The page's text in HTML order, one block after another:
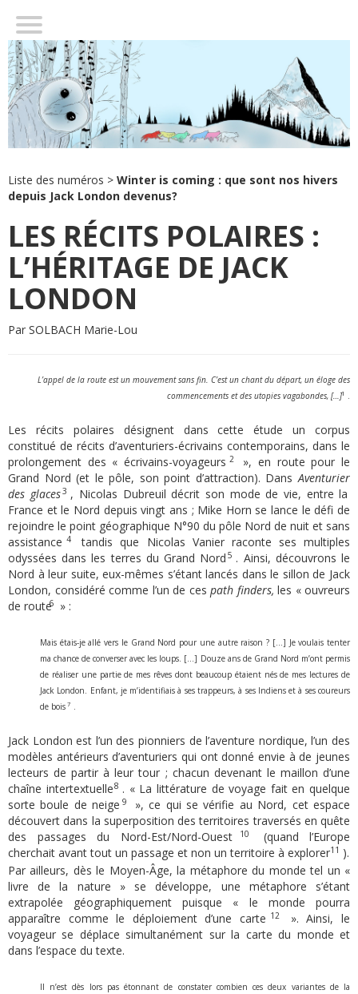
Liste des numéros > Winter is coming : que sont nos hivers
depuis Jack London devenus?
LES RÉCITS POLAIRES :
L’HÉRITAGE DE JACK
LONDON
Par SOLBACH Marie-Lou
L’appel de la route est un mouvementsans fin. C’est un chant du départ, un éloge des
commencements et des utopies vagabondes, […]1 .
Les récits polaires désignent dans cette étude un corpus
constitué de récits d’aventuriers-écrivains contemporains, dans le
prolongement des « écrivains-voyageurs2
», en route pour le
Grand Nord (et le pôle, son point d’attraction). DansAventurier
des glaces3 , Nicolas Dubreuil décrit son mode de vie, entre la
France et le Nord depuis vingt ans ; Mike Horn se lance le défi de
rejoindre le point géographique N°90 du pôle Nord de nuit et sans
assistance4
tandis que Nicolas Vanier raconte ses multiples
odyssées dans les terres du Grand Nord5 . Ainsi, découvrons le
Nord à leur suite, eux-mêmes s’étant lancés dans le sillon de Jack
London, considéré comme l’un de ces path finders, les « ouvreurs
de route6 » :
Mais étais-je allé vers le Grand Nord pour une autre raison ? […] Je voulais tenter
ma chance de converser avec les loups. […] Douze ans de Grand Nord m’ont permis
de réaliser une partie de mes rêves dont beaucoup étaient nés de mes lectures de
Jack London. Enfant, je m’identifiais à ses trappeurs, à ses Indiens et à ses coureurs
de bois7 .
Jack London est l’un des pionniers de l’aventure nordique, l’un des
modèles antérieurs d’aventuriers qui ont donné envie à de jeunes
lecteurs de partir à leur tour ; chacun devenant le maillon d’une
chaîne intertextuelle8 . « La littérature de voyage fait en quelque
sorte boule de neige9
», ce qui se vérifie au Nord, cet espace
découvert dans la superposition des territoires traversés en quête
des passages du Nord-Est/Nord-Ouest10
(quand l’Europe
cherchait avant tout un passage et non un territoire à explorer11 ).
Par ailleurs, dès le Moyen-Âge, la métaphore du monde tel un «
livre de la nature » se développe, une métaphore s’étant
extrapolée géographiquement puisque « le monde pourra
apparaître comme le déploiement d’une carte12
». Ainsi, le
voyageur se déplace simultanément sur la carte du monde et
dans l’espace du texte.
Il n’est dès lors pas étonnant de constater combien ces deux variantes de la
L’AVENTURIER POLAIRE
UN ESPACE VIERGE OÙ SE PROJETER
THE CALL OF THE WILD
L’AVENTURE MODERNE : UNE FICTION ?
CONCLUSION